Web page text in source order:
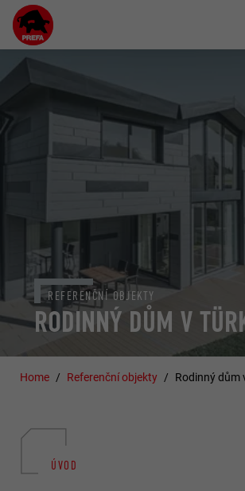
RODINNÝ DŮM V
REFERENČNÍ OBJEKTY
Home Referenční objekty Rodinný dům
ÚVOD